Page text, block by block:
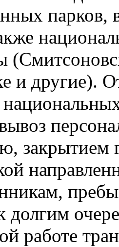
и другие).
закрытием
долгим
работе